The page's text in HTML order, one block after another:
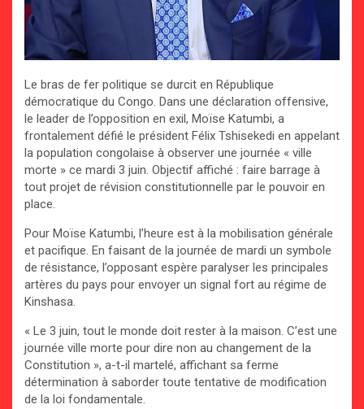
Le bras de fer politique se durcit en République
démocratique du Congo. Dans une déclaration offensive,
le leader de l’opposition en exil, Moïse Katumbi, a
frontalement défié le président Félix Tshisekedi en appelant
la population congolaise à observer une journée « ville
morte » ce mardi 3 juin. Objectif affiché : faire barrage à
tout projet de révision constitutionnelle par le pouvoir en
place.
Pour Moïse Katumbi, l’heure est à la mobilisation générale
et pacifique. En faisant de la journée de mardi un symbole
de résistance, l’opposant espère paralyser les principales
artères du pays pour envoyer un signal fort au régime de
Kinshasa.
« Le 3 juin, tout le monde doit rester à la maison. C’est une
journée ville morte pour dire non au changement de la
Constitution », a-t-il martelé, affichant sa ferme
détermination à saborder toute tentative de modification
de la loi fondamentale.